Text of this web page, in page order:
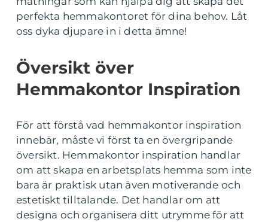
perfekta hemmakontoret för dina behov. Låt
oss dyka djupare in i detta ämne!
Översikt över
Hemmakontor Inspiration
För att förstå vad hemmakontor inspiration
innebär, måste vi först ta en övergripande
översikt. Hemmakontor inspiration handlar
om att skapa en arbetsplats hemma som inte
bara är praktisk utan även motiverande och
estetiskt tilltalande. Det handlar om att
designa och organisera ditt utrymme för att